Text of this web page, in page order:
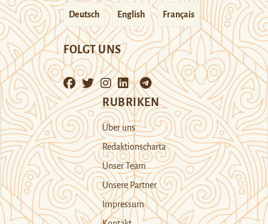
Deutsch English Français
FOLGT UNS
RUBRIKEN
Über uns
Redaktionscharta
Unser Team
Unsere Partner
Impressum